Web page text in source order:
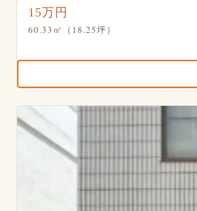
15万円
60.33㎡（18.25坪）